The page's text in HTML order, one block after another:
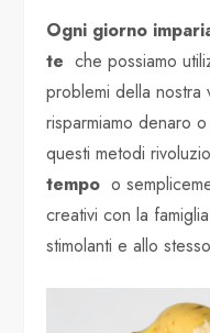
Ogni giorno
te che possiamo
problemi della nostra
risparmiamo denaro
questi metodi
tempo o
creativi con la
stimolanti e allo